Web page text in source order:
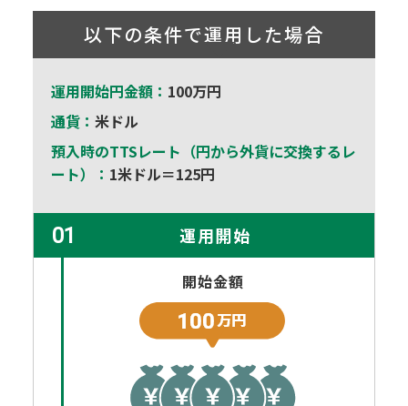
以下の条件で運用した場合
運用開始円金額： 100万円
通貨： 米ドル
預入時のTTSレート（円から外貨に交換するレ
ート）： 1米ドル＝125円
01 運用開始
開始金額